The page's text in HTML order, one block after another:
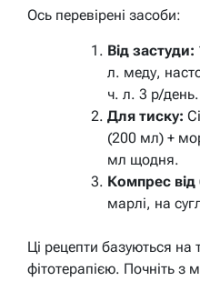
Ось перевірені засоби:
Від застуди:
л. меду,
ч. л. 3 р/
Для тиску:
(200 мл) +
мл щодня.
Компрес
марлі, на
Ці рецепти базуються на
фітотерапією. Почніть з